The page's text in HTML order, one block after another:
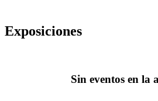
Exposiciones
Sin eventos en la